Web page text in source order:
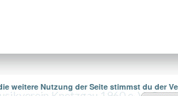
weitere Nutzung der Seite stimmst du der